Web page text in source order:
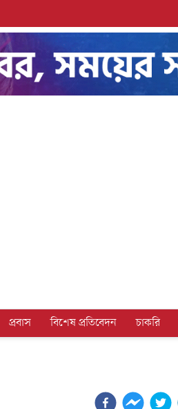
প্রবাস বিশেষ প্রতিবেদন চাকরি